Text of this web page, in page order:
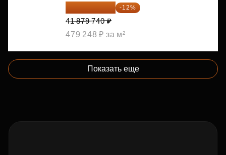
36 854 171 ₽ -12%
41 879 740 ₽
479 248 ₽ за м²
Показать еще